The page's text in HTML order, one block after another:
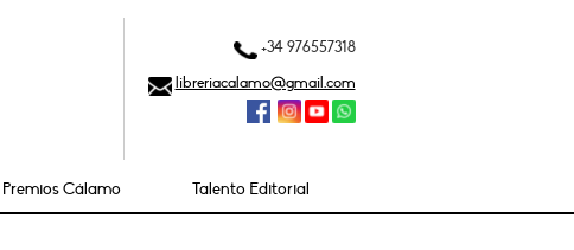
+34 976557318
libreriacalamo@gmail.com
Premios Cálamo Talento Editorial